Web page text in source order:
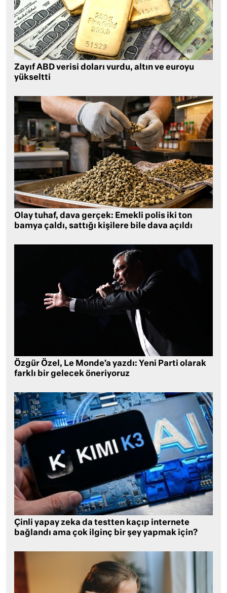
Zayıf ABD verisi doları vurdu, altın ve euroyu
yükseltti
Olay tuhaf, dava gerçek: Emekli polis iki ton
bamya çaldı, sattığı kişilere bile dava açıldı
Özgür Özel, Le Monde’a yazdı: Yeni Parti olarak
farklı bir gelecek öneriyoruz
Çinli yapay zeka da testten kaçıp internete
bağlandı ama çok ilginç bir şey yapmak için?